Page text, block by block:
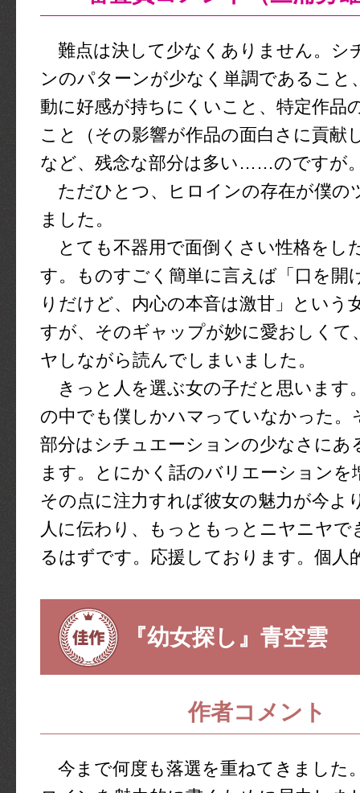
難点は決して少なくありません。シ
ンのパターンが少なく単調であること
動に好感が持ちにくいこと、特定作品
こと（その影響が作品の面白さに貢献
など、残念な部分は多い……のですが
ただひとつ、ヒロインの存在が僕の
ました。
とても不器用で面倒くさい性格をし
す。ものすごく簡単に言えば「口を開
りだけど、内心の本音は激甘」という
すが、そのギャップが妙に愛おしくて
ヤしながら読んでしまいました。
きっと人を選ぶ女の子だと思います
の中でも僕しかハマっていなかった。
部分はシチュエーションの少なさにあ
ます。とにかく話のバリエーションを
その点に注力すれば彼女の魅力が今よ
人に伝わり、もっともっとニヤニヤで
るはずです。応援しております。個人
『幼女探し』青空雲
作者コメント
今まで何度も落選を重ねてきました